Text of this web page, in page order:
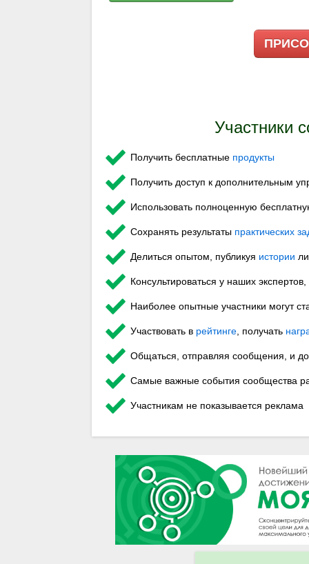
Участники
Получить бесплатные продукты
Получить доступ к дополнительным
Использовать полноценную
Сохранять результаты практических
Делиться опытом, публикуя истории
Консультироваться у наших
Наиболее опытные участники могут
Участвовать в рейтинге, получать
Общаться, отправляя сообщения, и
Самые важные события сообщества
Участникам не показывается реклама